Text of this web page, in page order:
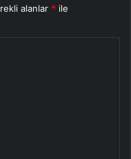
alanlar * ile